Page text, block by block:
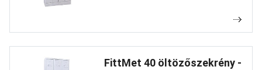
FittMet 40 öltözőszekrény -